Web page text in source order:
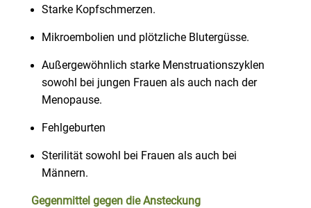
Starke Kopfschmerzen.
Mikroembolien und plötzliche Blutergüsse.
Außergewöhnlich starke Menstruationszyklen
sowohl bei jungen Frauen als auch nach der
Menopause.
Fehlgeburten
Sterilität sowohl bei Frauen als auch bei
Männern.
Gegenmittel gegen die Ansteckung